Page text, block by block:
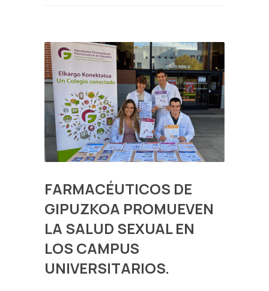
FARMACÉUTICOS DE
GIPUZKOA PROMUEVEN
LA SALUD SEXUAL EN
LOS CAMPUS
UNIVERSITARIOS.